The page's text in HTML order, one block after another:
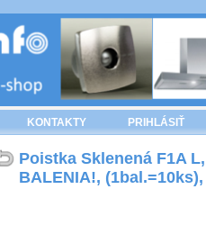
KONTAKTY PRIHLÁSIŤ
Poistka Sklenená F1A
BALENIA!, (1bal.=10ks),